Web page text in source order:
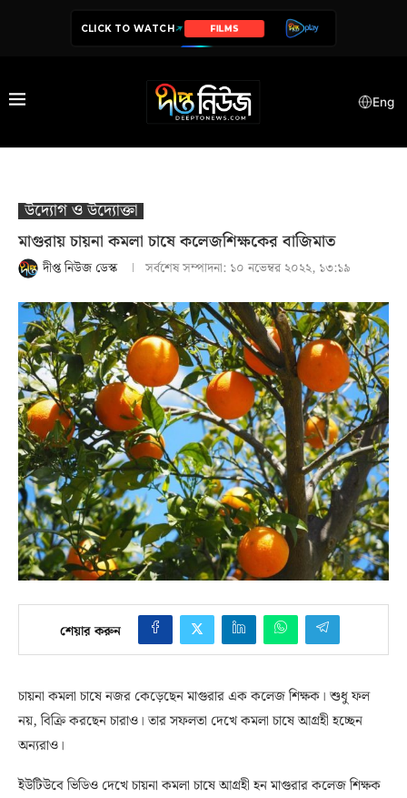
CLICK TO WATCH SERIES
Eng
উদ‍্যোগ ও উদ‍্যোক্তা
মাগুরায় চায়না কমলা চাষে কলেজশিক্ষকের বাজিমাত
দীপ্ত নিউজ ডেস্ক সর্বশেষ সম্পাদনা: ১০ নভেম্বর ২০২২, ১৩:১৯
শেয়ার করুন
চায়না কমলা চাষে নজর কেড়েছেন মাগুরার এক কলেজ শিক্ষক। শুধু ফল
নয়, বিক্রি করছেন চারাও। তার সফলতা দেখে কমলা চাষে আগ্রহী হচ্ছেন
অন্যরাও।
ইউটিউবে ভিডিও দেখে চায়না কমলা চাষে আগ্রহী হন মাগুরার কলেজ শিক্ষক